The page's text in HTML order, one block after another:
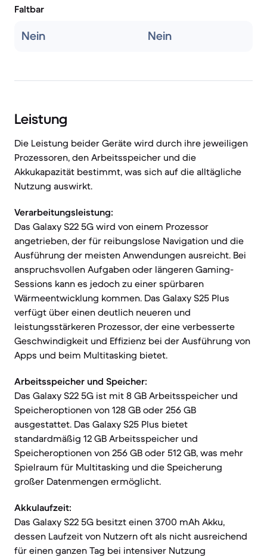
Faltbar
Nein Nein
Leistung
Die Leistung beider Geräte wird durch ihre jeweiligen
Prozessoren, den Arbeitsspeicher und die
Akkukapazität bestimmt, was sich auf die alltägliche
Nutzung auswirkt.
Verarbeitungsleistung:
Das Galaxy S22 5G wird von einem Prozessor
angetrieben, der für reibungslose Navigation und die
Ausführung der meisten Anwendungen ausreicht. Bei
anspruchsvollen Aufgaben oder längeren Gaming-
Sessions kann es jedoch zu einer spürbaren
Wärmeentwicklung kommen. Das Galaxy S25 Plus
verfügt über einen deutlich neueren und
leistungsstärkeren Prozessor, der eine verbesserte
Geschwindigkeit und Effizienz bei der Ausführung von
Apps und beim Multitasking bietet.
Arbeitsspeicher und Speicher:
Das Galaxy S22 5G ist mit 8 GB Arbeitsspeicher und
Speicheroptionen von 128 GB oder 256 GB
ausgestattet. Das Galaxy S25 Plus bietet
standardmäßig 12 GB Arbeitsspeicher und
Speicheroptionen von 256 GB oder 512 GB, was mehr
Spielraum für Multitasking und die Speicherung
großer Datenmengen ermöglicht.
Akkulaufzeit:
Das Galaxy S22 5G besitzt einen 3700 mAh Akku,
dessen Laufzeit von Nutzern oft als nicht ausreichend
für einen ganzen Tag bei intensiver Nutzung